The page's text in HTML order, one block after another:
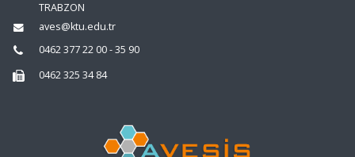
TRABZON
aves@ktu.edu.tr
0462 377 22 00 - 35 90
0462 325 34 84